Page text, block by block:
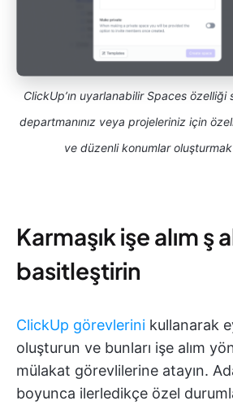
ClickUp’ın uyarlanabilir Spaces özelliği
departmanınız veya projeleriniz için
ve düzenli konumlar
Karmaşık işe alım ş
basitleştirin
ClickUp görevlerini kullanarak
oluşturun ve bunları işe alım
mülakat görevlilerine atayın.
boyunca ilerledikçe özel